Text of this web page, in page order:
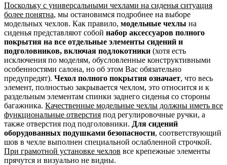
Поскольку с универсальными чехлами на сиденья ситуация
более понятна, мы остановимся подробнее на выборе
модельных чехлов. Как правило, модельные чехлы на
сиденья представляют собой набор аксессуаров полного
покрытия на все отдельные элементы сидений и
подголовников, включая подлокотники (хотя есть
исключения по моделям, обусловленные конструктивными
особенностями салона, но об этом Вас обязательно
предупредят). Чехол полного покрытия означает, что весь
элемент, полностью закрывается чехлом, это относится и к
раздельным элементам спинки заднего сиденья со стороны
багажника. Качественные модельные чехлы должны иметь все
функциональные отверстия под регулировочные ручки, а
также отверстия под подголовники. Для сидений
оборудованных подушками безопасности, соответствующий
шов в чехле выполнен специальной ослабленной строчкой.
При грамотной установке чехлов все крепежные элементы
прячутся и визуально не видны.